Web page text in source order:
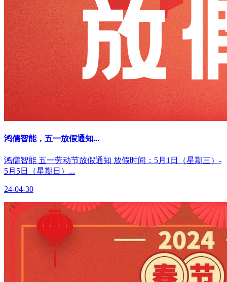
鸿儒智能，五一放假通知...
鸿儒智能 五一劳动节放假通知 放假时间：5月1日（星期三）-
5月5日（星期日）...
24-04-30